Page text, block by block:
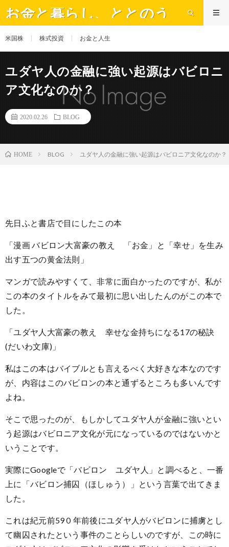
お金と暮らし、ととのう
米国株 株式投資 お金と人生
ユダヤ人の金融に強い起源はバビロニ
ア文化なのか？
2020.02.26 BLOG
HOME BLOG ユダヤ人の金融に強い起源はバビロニア文化なのか？
先日ふと書店で目にしたこの本
「漫画 バビロン大富豪の教え 「お金」と「幸せ」を生み
出す五つの黄金法則」
マンガで読みやすくて、非常に面白かったのですが、私が
この本のタイトルをみて最初に思い出したんのがこの本で
した。
「ユダヤ人大富豪の教え 幸せな金持ちになる17の秘訣
(だいわ文庫)」
私はこの本はバイブルとも言えるべく大好きな本なのです
が、内容はこのバビロンの本と通ずるところも多いんです
よね。
そこで思ったのが、もしかしてユダヤ人が金融に強いとい
う起源はバビロニア文化が元になっているのではないかと
いうことです。
実際にGoogleで「バビロン ユダヤ人」と調べると、一番
上に「バビロン捕囚（ほしゅう）」という言葉で出てきま
した。
これは紀元前59０年前後にユダヤ人がバビロンに捕虜とし
て幽囚されたという事件のことらしいのですが、この時に